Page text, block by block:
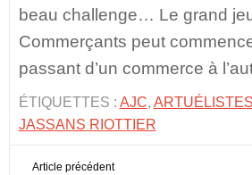
beau challenge… Le grand
Commerçants peut
passant d’un commerce à
ÉTIQUETTES : AJC, ARTUÉLISTES
JASSANS RIOTTIER
Article précédent